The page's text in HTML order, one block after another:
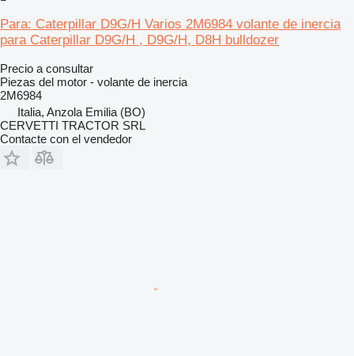
Para: Caterpillar D9G/H Varios 2M6984 volante de inercia
para Caterpillar D9G/H , D9G/H, D8H bulldozer
Precio a consultar
Piezas del motor - volante de inercia
2M6984
Italia, Anzola Emilia (BO)
CERVETTI TRACTOR SRL
Contacte con el vendedor